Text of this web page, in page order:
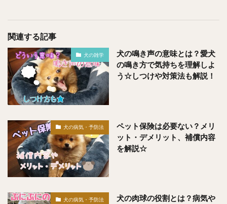
関連する記事
犬の雑学
犬の鳴き声の意味とは？愛犬
の鳴き方で気持ちを理解しよ
う☆しつけや対策法も解説！
犬の病気・予防法
ペット保険は必要ない？メリ
ット・デメリット、補償内容
を解説☆
犬の病気・予防法
犬の肉球の役割とは？病気や